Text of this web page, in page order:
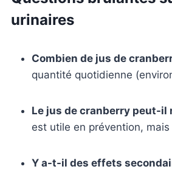
urinaires
Combien de jus de
quantité quotidienne
Le jus de cranberry peut-il
est utile en prévention,
Y a-t-il des effets